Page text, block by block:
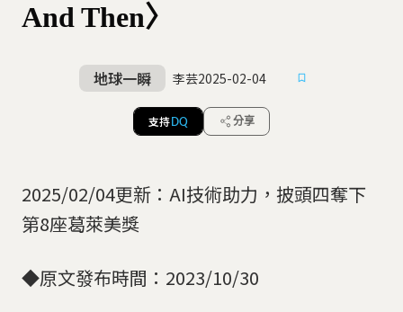
And Then〉
地球一瞬 李芸2025-02-04
支持 DQ 分享
2025/02/04更新：AI技術助力，披頭四奪下
第8座葛萊美獎
◆原文發布時間：2023/10/30